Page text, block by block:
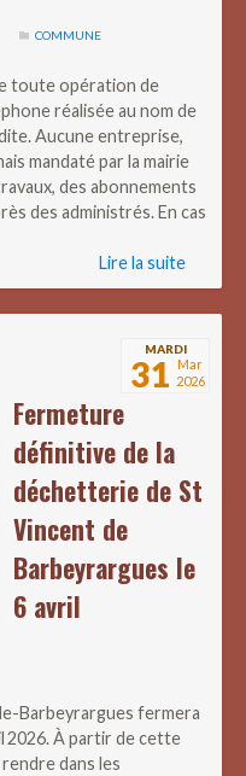
COMMUNE
toute opération de
réalisée au nom de
Aucune entreprise,
mandaté par la mairie
des abonnements
des administrés. En cas
Lire la suite
MARDI
31 Mar
2026
Fermeture
définitive de la
déchetterie de St
Vincent de
Barbeyrargues le
6 avril
Barbeyrargues fermera
2026. À partir de cette
dans les